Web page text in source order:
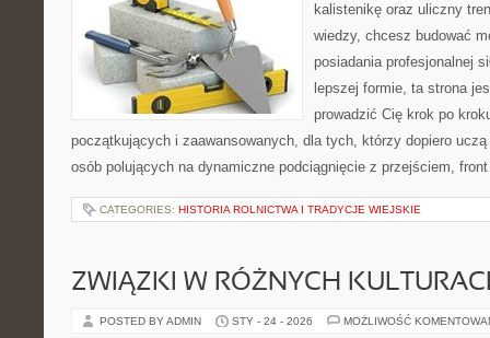
kalistenikę oraz uliczny
wiedzy, chcesz budować
posiadania profesjonalnej
lepszej formie, ta strona
prowadzić Cię krok po
początkujących i zaawansowanych, dla tych, którzy dopiero
osób polujących na dynamiczne podciągnięcie z przejściem,
CATEGORIES: HISTORIA ROLNICTWA I TRADYCJE WIEJSKIE
ZWIĄZKI W RÓŻNYCH
POSTED BY ADMIN STY - 24 - 2026 MOŻLIWOŚĆ